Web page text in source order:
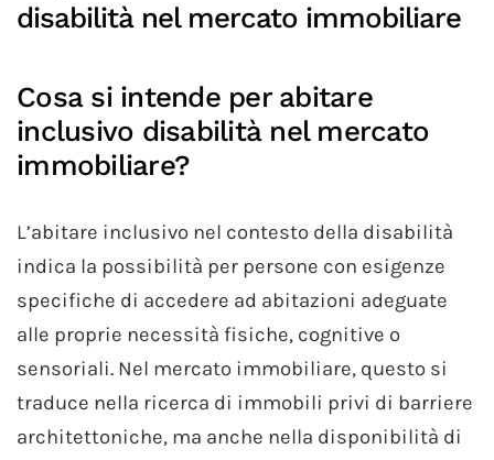
disabilità nel mercato immobiliare
Cosa si intende per abitare
inclusivo disabilità nel mercato
immobiliare?
L’abitare inclusivo nel contesto della disabilità
indica la possibilità per persone con esigenze
specifiche di accedere ad abitazioni adeguate
alle proprie necessità fisiche, cognitive o
sensoriali. Nel mercato immobiliare, questo si
traduce nella ricerca di immobili privi di barriere
architettoniche, ma anche nella disponibilità di